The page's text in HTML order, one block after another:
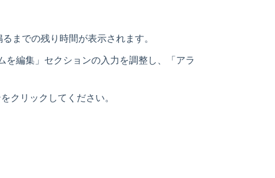
までの残り時間が表示されます。
編集」セクションの入力を調整し、「アラ
クリックしてください。